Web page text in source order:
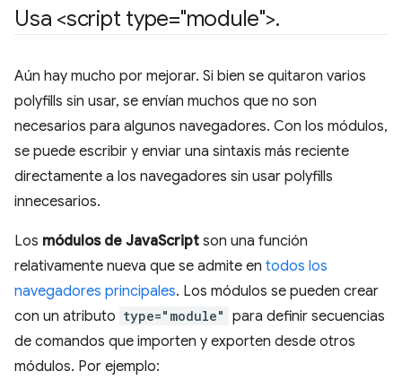
Usa <script type="module">.
Aún hay mucho por mejorar. Si bien se quitaron varios
polyfills sin usar, se envían muchos que no son
necesarios para algunos navegadores. Con los módulos,
se puede escribir y enviar una sintaxis más reciente
directamente a los navegadores sin usar polyfills
innecesarios.
Los módulos de JavaScript son una función
relativamente nueva que se admite en todos los
navegadores principales. Los módulos se pueden crear
con un atributo type="module" para definir secuencias
de comandos que importen y exporten desde otros
módulos. Por ejemplo: